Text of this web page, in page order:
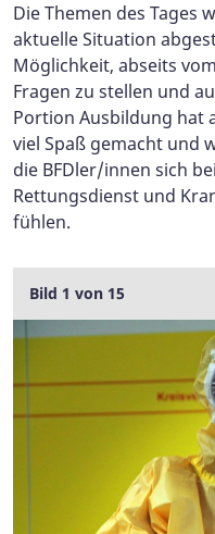
Die Themen des Tages
aktuelle Situation
Möglichkeit, abseits
Fragen zu stellen und
Portion Ausbildung hat
viel Spaß gemacht und
die BFDler/innen sich
Rettungsdienst und
fühlen.
Galerie
Bild 1 von 15